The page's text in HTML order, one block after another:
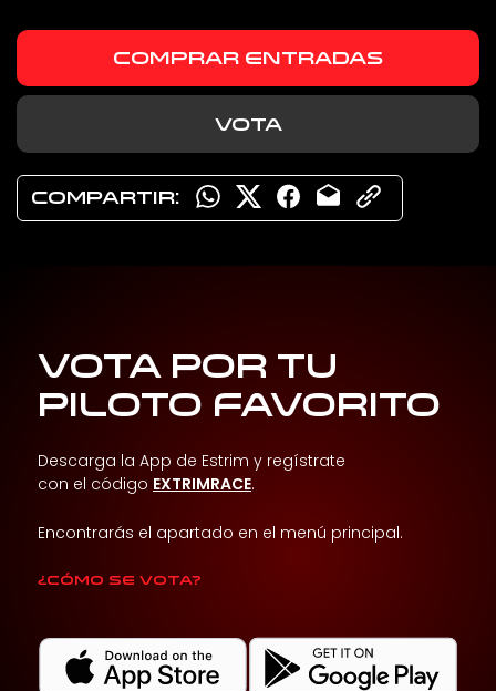
COMPRAR ENTRADAS
VOTA
COMPARTIR:
VOTA POR TU
PILOTO FAVORITO
Descarga la App de Estrim y regístrate
con el código EXTRIMRACE.
Encontrarás el apartado en el menú principal.
¿Cómo se vota?